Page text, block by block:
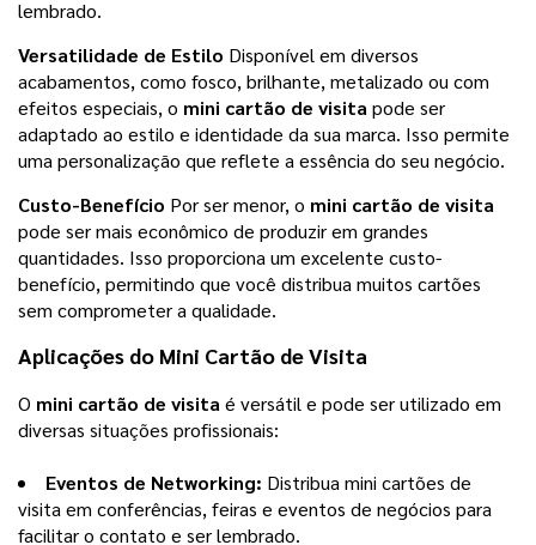
lembrado.
Versatilidade de Estilo Disponível em diversos
acabamentos, como fosco, brilhante, metalizado ou com
efeitos especiais, o mini cartão de visita pode ser
adaptado ao estilo e identidade da sua marca. Isso permite
uma personalização que reflete a essência do seu negócio.
Custo-Benefício Por ser menor, o mini cartão de visita
pode ser mais econômico de produzir em grandes
quantidades. Isso proporciona um excelente custo-
benefício, permitindo que você distribua muitos cartões
sem comprometer a qualidade.
Aplicações do Mini Cartão de Visita
O mini cartão de visita é versátil e pode ser utilizado em
diversas situações profissionais:
Eventos de Networking: Distribua mini cartões de
visita em conferências, feiras e eventos de negócios para
facilitar o contato e ser lembrado.